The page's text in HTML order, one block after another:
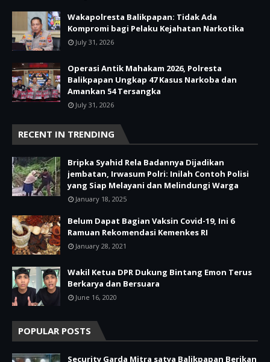
Wakapolresta Balikpapan: Tidak Ada
Kompromi bagi Pelaku Kejahatan Narkotika
July 31, 2026
Operasi Antik Mahakam 2026, Polresta
Balikpapan Ungkap 47 Kasus Narkoba dan
Amankan 54 Tersangka
July 31, 2026
RECENT IN TRENDING
Bripka Syahid Rela Badannya Dijadikan
jembatan, Irwasum Polri: Inilah Contoh Polisi
yang Siap Melayani dan Melindungi Warga
January 18, 2025
Belum Dapat Bagian Vaksin Covid-19, Ini 6
Ramuan Rekomendasi Kemenkes RI
January 28, 2021
Wakil Ketua DPR Dukung Bintang Emon Terus
Berkarya dan Bersuara
June 16, 2020
POPULAR POSTS
Security Garda Mitra satya Balikpapan Berikan